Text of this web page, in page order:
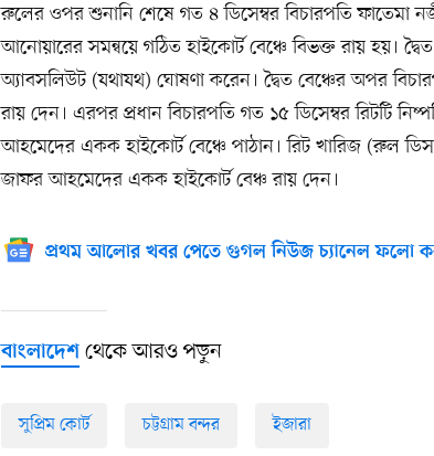
রুলের ওপর শুনানি শেষে গত ৪ ডিসেম্বর বিচারপতি ফাতেমা
আনোয়ারের সমন্বয়ে গঠিত হাইকোর্ট বেঞ্চে বিভক্ত রায় হয়।
অ্যাবসলিউট (যথাযথ) ঘোষণা করেন। দ্বৈত বেঞ্চের অপর
রায় দেন। এরপর প্রধান বিচারপতি গত ১৫ ডিসেম্বর রিটটি
আহমেদের একক হাইকোর্ট বেঞ্চে পাঠান। রিট খারিজ (রুল
জাফর আহমেদের একক হাইকোর্ট বেঞ্চ রায় দেন।
প্রথম আলোর খবর পেতে গুগল নিউজ চ্যানেল ফলো
বাংলাদেশ থেকে আরও পড়ুন
সুপ্রিম কোর্ট চট্টগ্রাম বন্দর ইজারা